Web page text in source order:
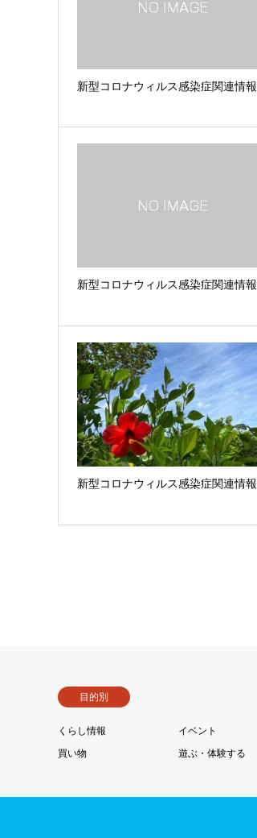
新型コロナウィルス感染症関連情報
新型コロナウィルス感染症関連情報
新型コロナウィルス感染症関連情報
目的別
くらし情報 イベント
買い物
遊ぶ・体験する